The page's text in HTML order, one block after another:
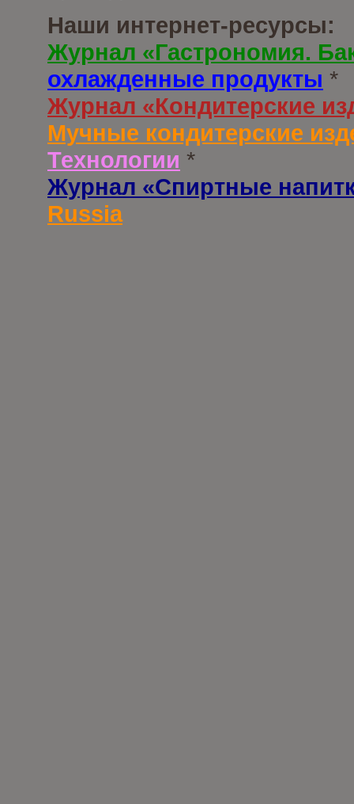
Наши интернет-ресурсы:
Журнал «Гастрономия.
охлажденные продукты *
Журнал «Кондитерские
Мучные кондитерские
Технологии *
Журнал «Спиртные
Russia